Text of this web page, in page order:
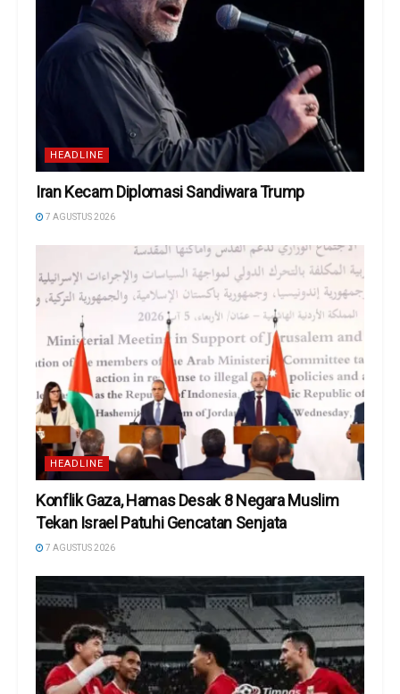
HEADLINE
Iran Kecam Diplomasi Sandiwara Trump
7 AGUSTUS 2026
HEADLINE
Konflik Gaza, Hamas Desak 8 Negara Muslim
Tekan Israel Patuhi Gencatan Senjata
7 AGUSTUS 2026